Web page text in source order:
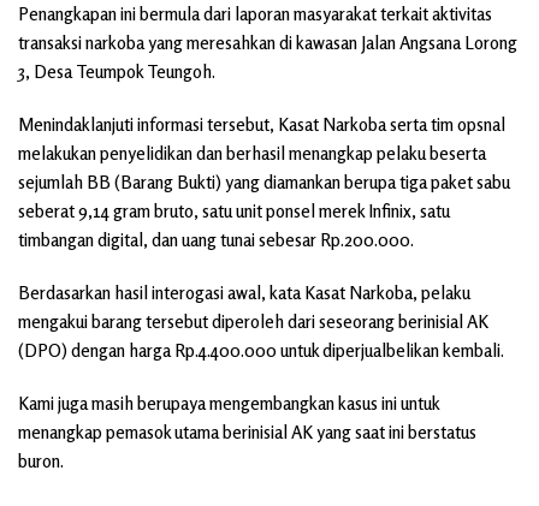
Penangkapan ini bermula dari laporan masyarakat terkait aktivitas
transaksi narkoba yang meresahkan di kawasan Jalan Angsana Lorong
3, Desa Teumpok Teungoh.
Menindaklanjuti informasi tersebut, Kasat Narkoba serta tim opsnal
melakukan penyelidikan dan berhasil menangkap pelaku beserta
sejumlah BB (Barang Bukti) yang diamankan berupa tiga paket sabu
seberat 9,14 gram bruto, satu unit ponsel merek Infinix, satu
timbangan digital, dan uang tunai sebesar Rp.200.000.
Berdasarkan hasil interogasi awal, kata Kasat Narkoba, pelaku
mengakui barang tersebut diperoleh dari seseorang berinisial AK
(DPO) dengan harga Rp.4.400.000 untuk diperjualbelikan kembali.
Kami juga masih berupaya mengembangkan kasus ini untuk
menangkap pemasok utama berinisial AK yang saat ini berstatus
buron.